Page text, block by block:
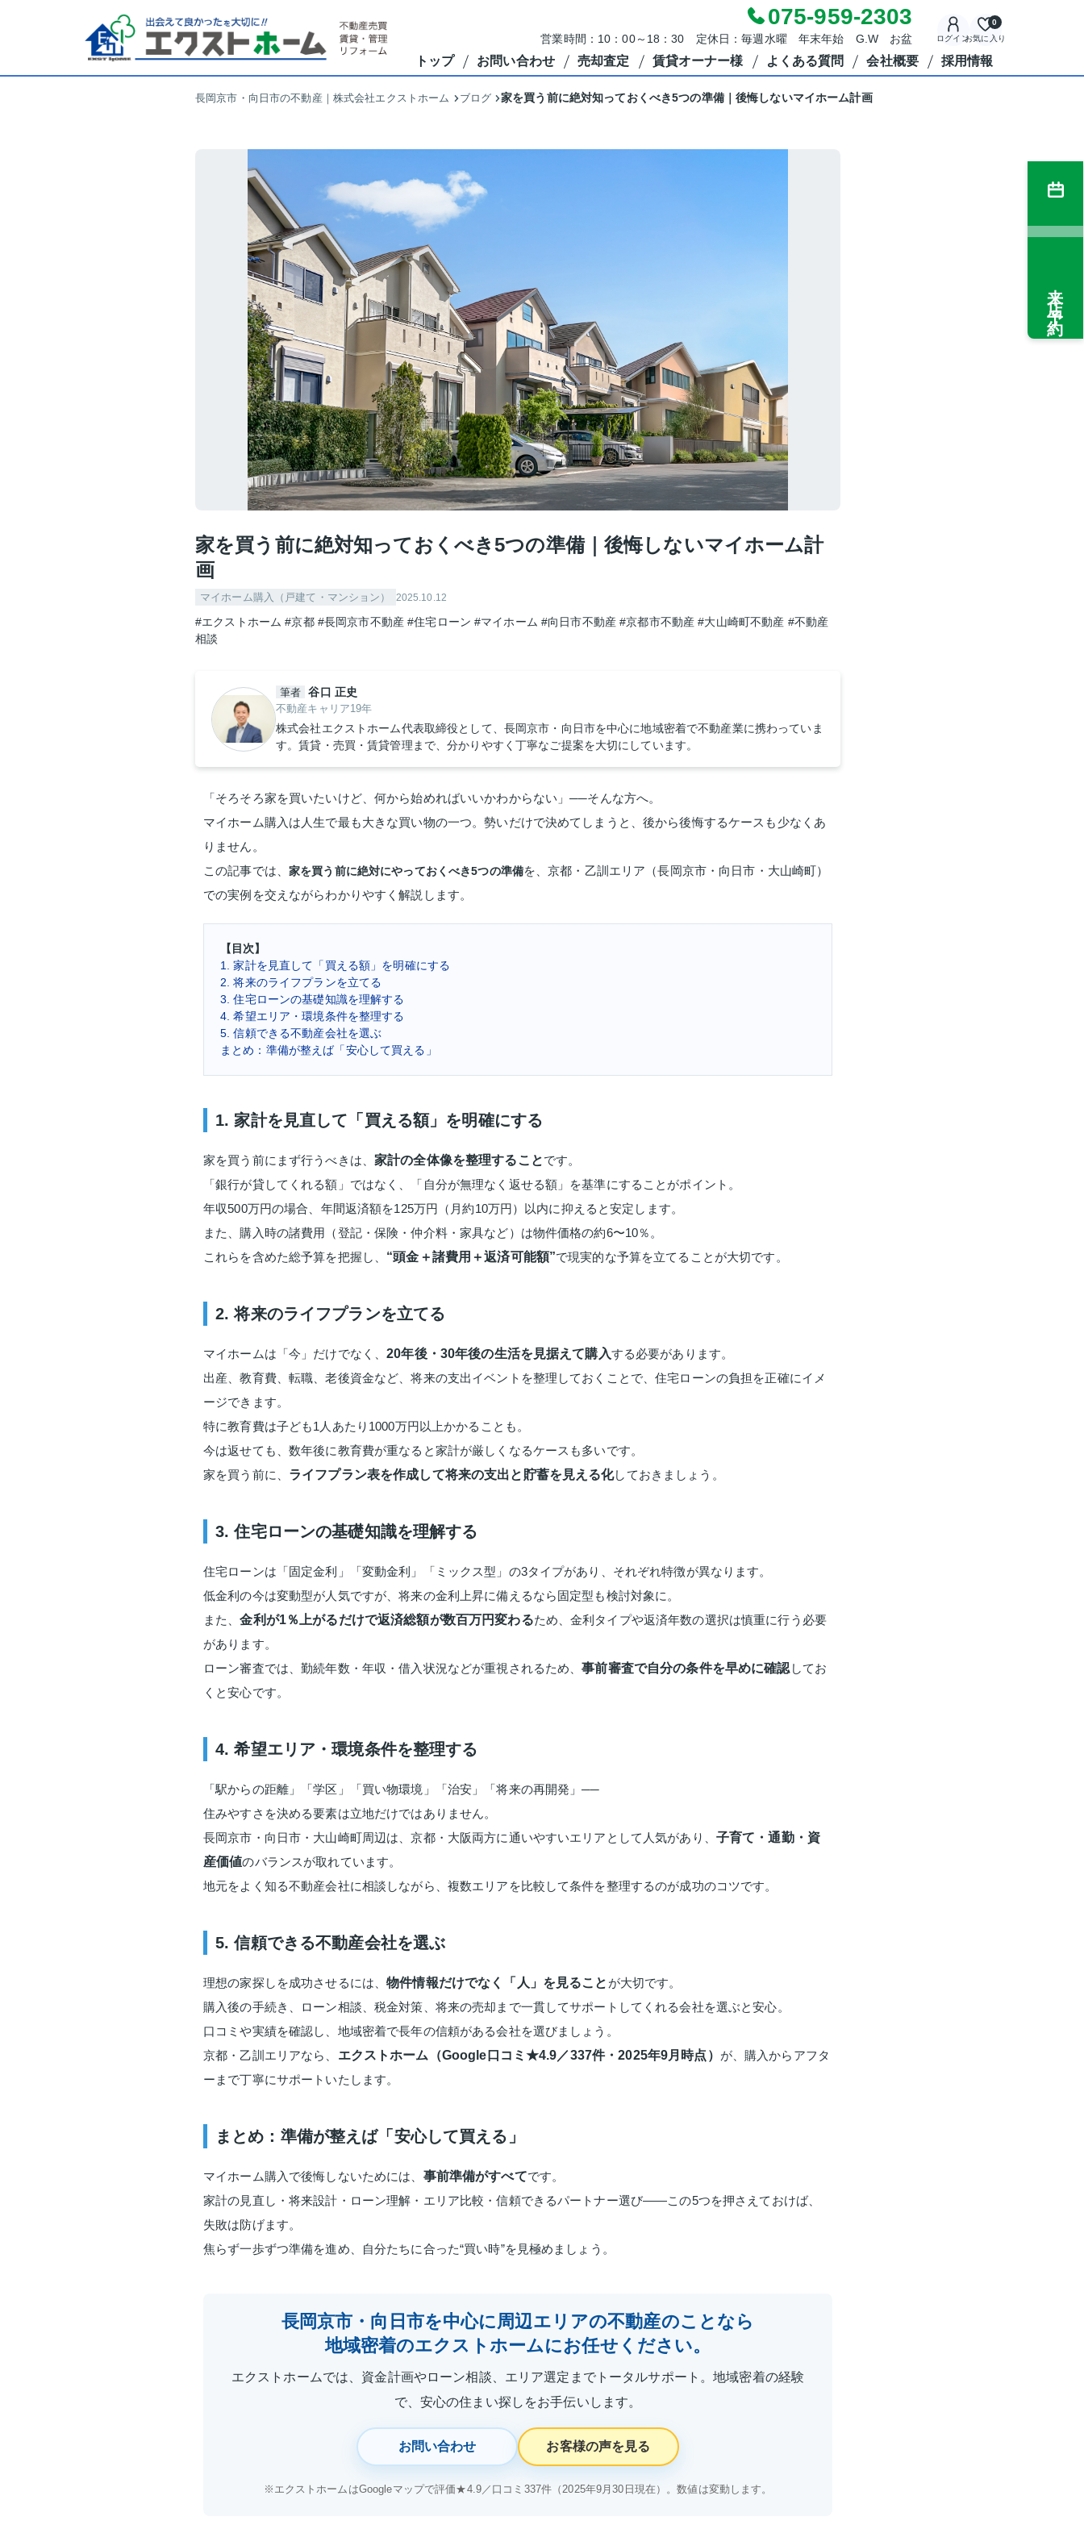
075-959-2303
営業時間：10：00～18：30 定休日：毎週水曜 年末年始 G.W お盆 ログインお気に入り
0
トップ お問い合わせ 売却査定 賃貸オーナー様 よくある質問 会社概要 採用情報
長岡京市・向日市の不動産｜株式会社エクストホーム ブログ 家を買う前に絶対知っておくべき5つの準備｜後悔しないマイホーム計画
家を買う前に絶対知っておくべき5つの準備｜後悔しないマイホーム計
画
マイホーム購入（戸建て・マンション） 2025.10.12
#エクストホーム #京都 #長岡京市不動産 #住宅ローン #マイホーム #向日市不動産 #京都市不動産 #大山崎町不動産 #不動産
相談
筆者 谷口 正史
不動産キャリア19年
株式会社エクストホーム代表取締役として、長岡京市・向日市を中心に地域密着で不動産業に携わっていま
す。賃貸・売買・賃貸管理まで、分かりやすく丁寧なご提案を大切にしています。
「そろそろ家を買いたいけど、何から始めればいいかわからない」──そんな方へ。
マイホーム購入は人生で最も大きな買い物の一つ。勢いだけで決めてしまうと、後から後悔するケースも少なくあ
りません。
この記事では、 家を買う前に絶対にやっておくべき5つの準備を、京都・乙訓エリア（長岡京市・向日市・大山崎町）
での実例を交えながらわかりやすく解説します。
【目次】
1. 家計を見直して「買える額」を明確にする
2. 将来のライフプランを立てる
3. 住宅ローンの基礎知識を理解する
4. 希望エリア・環境条件を整理する
5. 信頼できる不動産会社を選ぶ
まとめ：準備が整えば「安心して買える」
1. 家計を見直して「買える額」を明確にする
家を買う前にまず行うべきは、 家計の全体像を整理することです。
「銀行が貸してくれる額」ではなく、「自分が無理なく返せる額」を基準にすることがポイント。
年収500万円の場合、年間返済額を125万円（月約10万円）以内に抑えると安定します。
また、購入時の諸費用（登記・保険・仲介料・家具など）は物件価格の約6〜10％。
これらを含めた総予算を把握し、 “頭金＋諸費用＋返済可能額”で現実的な予算を立てることが大切です。
2. 将来のライフプランを立てる
マイホームは「今」だけでなく、20年後・30年後の生活を見据えて購入する必要があります。
出産、教育費、転職、老後資金など、将来の支出イベントを整理しておくことで、住宅ローンの負担を正確にイメ
ージできます。
特に教育費は子ども1人あたり1000万円以上かかることも。
今は返せても、数年後に教育費が重なると家計が厳しくなるケースも多いです。
家を買う前に、 ライフプラン表を作成して将来の支出と貯蓄を見える化しておきましょう。
3. 住宅ローンの基礎知識を理解する
住宅ローンは「固定金利」「変動金利」「ミックス型」の3タイプがあり、それぞれ特徴が異なります。
低金利の今は変動型が人気ですが、将来の金利上昇に備えるなら固定型も検討対象に。
また、金利が1％上がるだけで返済総額が数百万円変わるため、金利タイプや返済年数の選択は慎重に行う必要
があります。
ローン審査では、勤続年数・年収・借入状況などが重視されるため、事前審査で自分の条件を早めに確認 してお
くと安心です。
4. 希望エリア・環境条件を整理する
「駅からの距離」「学区」「買い物環境」「治安」「将来の再開発」──
住みやすさを決める要素は立地だけではありません。
長岡京市・向日市・大山崎町周辺は、京都・大阪両方に通いやすいエリアとして人気があり、 子育て・通勤・資
産価値のバランスが取れています。
地元をよく知る不動産会社に相談しながら、複数エリアを比較して条件を整理するのが成功のコツです。
5. 信頼できる不動産会社を選ぶ
理想の家探しを成功させるには、物件情報だけでなく「人」を見ること が大切です。
購入後の手続き、ローン相談、税金対策、将来の売却まで一貫してサポートしてくれる会社を選ぶと安心。
口コミや実績を確認し、地域密着で長年の信頼がある会社を選びましょう。
京都・乙訓エリアなら、 エクストホーム（Google口コミ★4.9／337件・2025年9月時点） が、購入からアフタ
ーまで丁寧にサポートいたします。
まとめ：準備が整えば「安心して買える」
マイホーム購入で後悔しないためには、 事前準備がすべてです。
家計の見直し・将来設計・ローン理解・エリア比較・信頼できるパートナー選び――この5つを押さえておけば、
失敗は防げます。
焦らず一歩ずつ準備を進め、自分たちに合った“買い時”を見極めましょう。
長岡京市・向日市を中心に周辺エリアの不動産のことなら
地域密着のエクストホームにお任せください。
エクストホームでは、資金計画やローン相談、エリア選定までトータルサポート。地域密着の経験
で、安心の住まい探しをお手伝いします。
お問い合わせ お客様の声を見る
※エクストホームはGoogleマップで評価★4.9／口コミ337件（2025年9月30日現在）。数値は変動します。
来店予約